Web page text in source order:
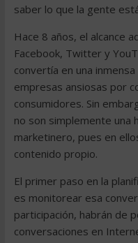
saber lo que la gente
Hace 8 años, el alcance
Facebook, Twitter y
convertía en una
empresas ansiosas por
consumidores. Sin
no son simplemente una
marketinero, pues en
contenido propio.
El primer paso en la
es monitorear esa
participación, habrán de
conversaciones en